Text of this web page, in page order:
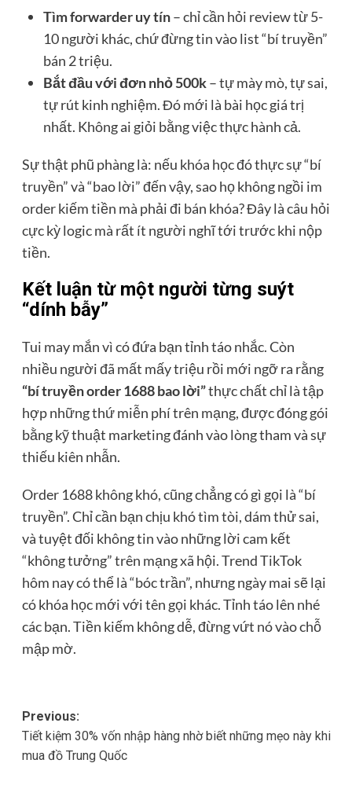
Tìm forwarder uy tín– chỉ cần hỏi review từ 5-
10 người khác, chứ đừng tin vào list “bí truyền”
bán 2 triệu.
Bắt đầu với đơn nhỏ 500k– tự mày mò, tự sai,
tự rút kinh nghiệm. Đó mới là bài học giá trị
nhất. Không ai giỏi bằng việc thực hành cả.
Sự thật phũ phàng là: nếu khóa học đó thực sự “bí
truyền” và “bao lời” đến vậy, sao họ không ngồi im
order kiếm tiền mà phải đi bán khóa? Đây là câu hỏi
cực kỳ logic mà rất ít người nghĩ tới trước khi nộp
tiền.
Kết luận từ một người từng suýt
“dính bẫy”
Tui may mắn vì có đứa bạn tỉnh táo nhắc. Còn
nhiều người đã mất mấy triệu rồi mới ngỡ ra rằng
“bí truyền order 1688 bao lời”thực chất chỉ là tập
hợp những thứ miễn phí trên mạng, được đóng gói
bằng kỹ thuật marketing đánh vào lòng tham và sự
thiếu kiên nhẫn.
Order 1688 không khó, cũng chẳng có gì gọi là “bí
truyền”. Chỉ cần bạn chịu khó tìm tòi, dám thử sai,
và tuyệt đối không tin vào những lời cam kết
“không tưởng” trên mạng xã hội. Trend TikTok
hôm nay có thể là “bóc trần”, nhưng ngày mai sẽ lại
có khóa học mới với tên gọi khác. Tỉnh táo lên nhé
các bạn. Tiền kiếm không dễ, đừng vứt nó vào chỗ
mập mờ.
Post
navigation
Previous:
Tiết kiệm 30% vốn nhập hàng nhờ biết những mẹo này khi
mua đồ Trung Quốc